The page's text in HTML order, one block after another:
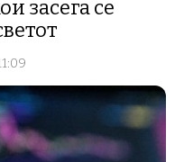
засега се